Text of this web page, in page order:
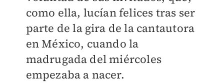
como ella, lucían felices tras ser
parte de la gira de la cantautora
en México, cuando la
madrugada del miércoles
empezaba a nacer.